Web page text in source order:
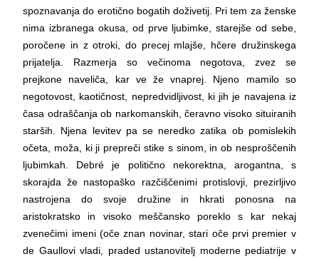
spoznavanja do erotično bogatih doživetij. Pri tem za ženske
nima izbranega okusa, od prve ljubimke, starejše od sebe,
poročene in z otroki, do precej mlajše, hčere družinskega
prijatelja. Razmerja so večinoma negotova, zvez se
prejkone naveliča, kar ve že vnaprej. Njeno mamilo so
negotovost, kaotičnost, nepredvidljivost, ki jih je navajena iz
časa odraščanja ob narkomanskih, čeravno visoko situiranih
starših. Njena levitev pa se neredko zatika ob pomislekih
očeta, moža, ki ji prepreči stike s sinom, in ob nesproščenih
ljubimkah. Debré je politično nekorektna, arogantna, s
skorajda že nastopaško razčiščenimi protislovji, prezirljivo
nastrojena do svoje družine in hkrati ponosna na
aristokratsko in visoko meščansko poreklo s kar nekaj
zvenečimi imeni (oče znan novinar, stari oče prvi premier v
de Gaullovi vladi, praded ustanovitelj moderne pediatrije v